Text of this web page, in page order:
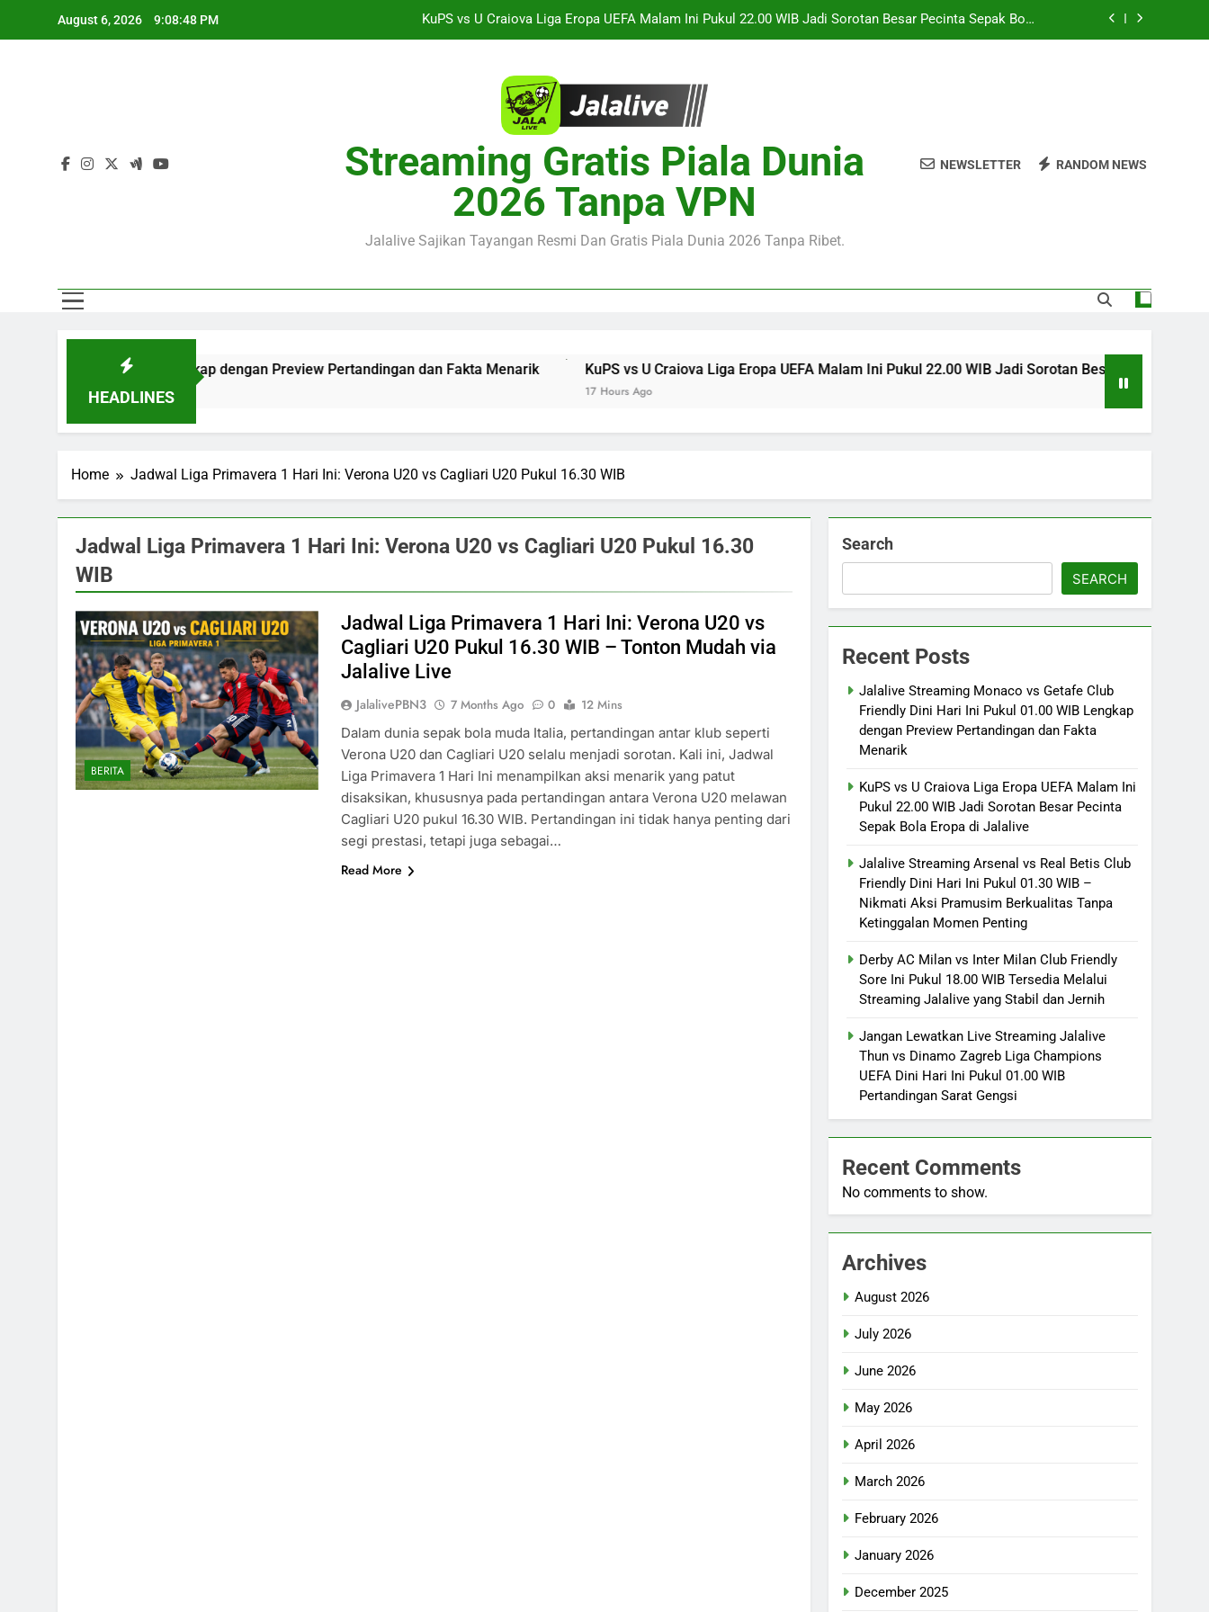
August 6, 2026 9:08:48 PM
KuPS vs U Craiova Liga Eropa UEFA Malam Ini Pukul 22.00 WIB Jadi Sorotan Besar Pecinta Sepak Bola
Derby AC Milan vs Inter Milan Club Friendly Sore Ini Pukul 18.00 WIB Tersedia Melalui Streaming Jalalive
Jalalive Streaming Monaco vs Getafe Club Friendly Dini Hari Ini Pukul 01.00 WIB Lengkap dengan Preview
Pertandingan dan Fakta Menarik
KuPS vs U Craiova Liga Eropa UEFA Malam Ini Pukul 22.00 WIB Jadi Sorotan Besar Pecinta Sepak Bola
Jalalive Streaming Arsenal vs Real Betis Club Friendly Dini Hari Ini Pukul 01.30 WIB – Nikmati Aksi
Pramusim Berkualitas Tanpa Ketinggalan Momen Penting
Streaming Gratis Piala Dunia
2026 Tanpa VPN
Jalalive Sajikan Tayangan Resmi Dan Gratis Piala Dunia 2026 Tanpa Ribet.
NEWSLETTER RANDOM NEWS
HEADLINES
Pukul 01.00 WIB Lengkap dengan Preview Pertandingan dan Fakta Menarik KuPS vs U Craiova Liga Eropa UEFA Malam Ini Pukul 22.00 WIB Jadi Sorotan Besar Pecinta Sepak
17 Hours Ago
Home Jadwal Liga Primavera 1 Hari Ini: Verona U20 vs Cagliari U20 Pukul 16.30 WIB
Jadwal Liga Primavera 1 Hari Ini: Verona U20 vs Cagliari U20 Pukul 16.30
WIB
BERITA
Jadwal Liga Primavera 1 Hari Ini: Verona U20 vs
Cagliari U20 Pukul 16.30 WIB – Tonton Mudah via
Jalalive Live
JalalivePBN3 7 Months Ago 0
12 Mins
Dalam dunia sepak bola muda Italia, pertandingan antar klub seperti
Verona U20 dan Cagliari U20 selalu menjadi sorotan. Kali ini, Jadwal
Liga Primavera 1 Hari Ini menampilkan aksi menarik yang patut
disaksikan, khususnya pada pertandingan antara Verona U20 melawan
Cagliari U20 pukul 16.30 WIB. Pertandingan ini tidak hanya penting dari
segi prestasi, tetapi juga sebagai…
Read More
Search
SEARCH
Recent Posts
Jalalive Streaming Monaco vs Getafe Club
Friendly Dini Hari Ini Pukul 01.00 WIB Lengkap
dengan Preview Pertandingan dan Fakta
Menarik
KuPS vs U Craiova Liga Eropa UEFA Malam Ini
Pukul 22.00 WIB Jadi Sorotan Besar Pecinta
Sepak Bola Eropa di Jalalive
Jalalive Streaming Arsenal vs Real Betis Club
Friendly Dini Hari Ini Pukul 01.30 WIB –
Nikmati Aksi Pramusim Berkualitas Tanpa
Ketinggalan Momen Penting
Derby AC Milan vs Inter Milan Club Friendly
Sore Ini Pukul 18.00 WIB Tersedia Melalui
Streaming Jalalive yang Stabil dan Jernih
Jangan Lewatkan Live Streaming Jalalive
Thun vs Dinamo Zagreb Liga Champions
UEFA Dini Hari Ini Pukul 01.00 WIB
Pertandingan Sarat Gengsi
Recent Comments
No comments to show.
Archives
August 2026
July 2026
June 2026
May 2026
April 2026
March 2026
February 2026
January 2026
December 2025